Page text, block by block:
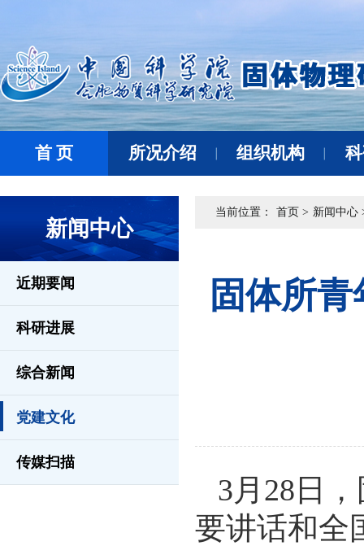
首 页 所况介绍 组织机构
新闻中心
近期要闻
科研进展
综合新闻
党建文化
传媒扫描
当前位置： 首页 > 新闻中心
固体所
3月28日
要讲话和全